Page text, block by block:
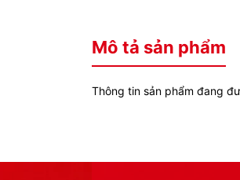
Mô tả sản phẩm
Thông tin sản phẩm đang